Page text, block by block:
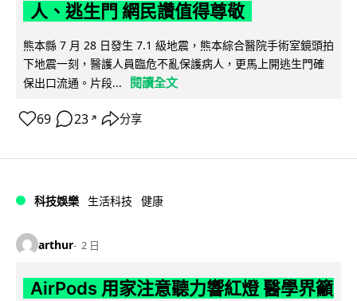
人、逃生門 網民讚值得尊敬
熊本縣 7 月 28 日發生 7.1 級地震，熊本綜合醫院手術室鏡頭拍
下地震一刻，醫護人員臨危不亂保護病人，更馬上開逃生門確
保出口流通。片段...
閱讀全文
69 23 ↗ 分享
科技娛樂 生活科技 健康
arthur 2 日
AirPods 用家注意聽力響紅燈 醫學界籲